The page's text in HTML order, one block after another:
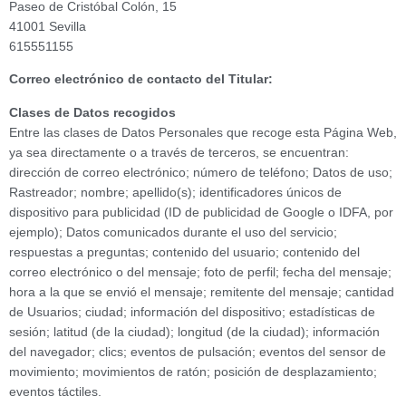
Paseo de Cristóbal Colón, 15
41001 Sevilla
615551155
Correo electrónico de contacto del Titular:
Clases de Datos recogidos
Entre las clases de Datos Personales que recoge esta Página Web,
ya sea directamente o a través de terceros, se encuentran:
dirección de correo electrónico; número de teléfono; Datos de uso;
Rastreador; nombre; apellido(s); identificadores únicos de
dispositivo para publicidad (ID de publicidad de Google o IDFA, por
ejemplo); Datos comunicados durante el uso del servicio;
respuestas a preguntas; contenido del usuario; contenido del
correo electrónico o del mensaje; foto de perfil; fecha del mensaje;
hora a la que se envió el mensaje; remitente del mensaje; cantidad
de Usuarios; ciudad; información del dispositivo; estadísticas de
sesión; latitud (de la ciudad); longitud (de la ciudad); información
del navegador; clics; eventos de pulsación; eventos del sensor de
movimiento; movimientos de ratón; posición de desplazamiento;
eventos táctiles.